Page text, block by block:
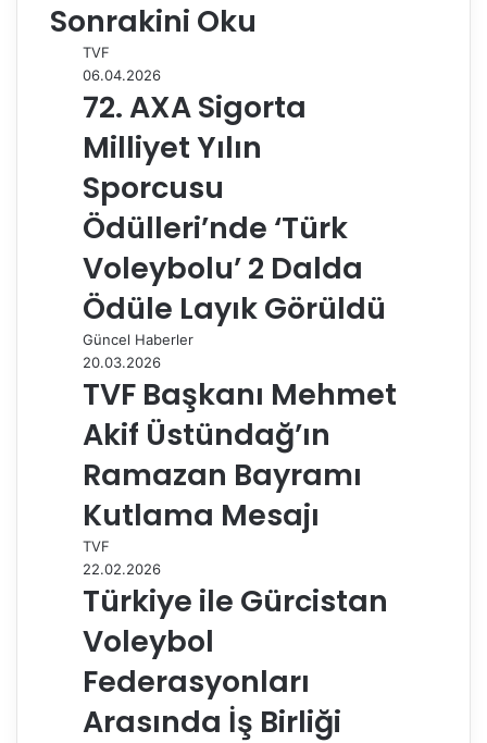
b
o
e
dr
e
r
i
t
s
A
p
p
g
r
a
m
s
t
a
i
l
p
y
l
a
ş
ı
r
Sonrakini Oku
TVF
06.04.2026
72. AXA Sigorta
Milliyet Yılın
Sporcusu
Ödülleri’nde ‘Türk
Voleybolu’ 2 Dalda
Ödüle Layık Görüldü
Güncel Haberler
20.03.2026
TVF Başkanı Mehmet
Akif Üstündağ’ın
Ramazan Bayramı
Kutlama Mesajı
TVF
22.02.2026
Türkiye ile Gürcistan
Voleybol
Federasyonları
Arasında İş Birliği